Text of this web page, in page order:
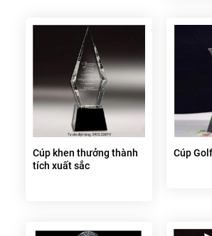
Cúp khen thưởng thành
tích xuất sắc
Cúp